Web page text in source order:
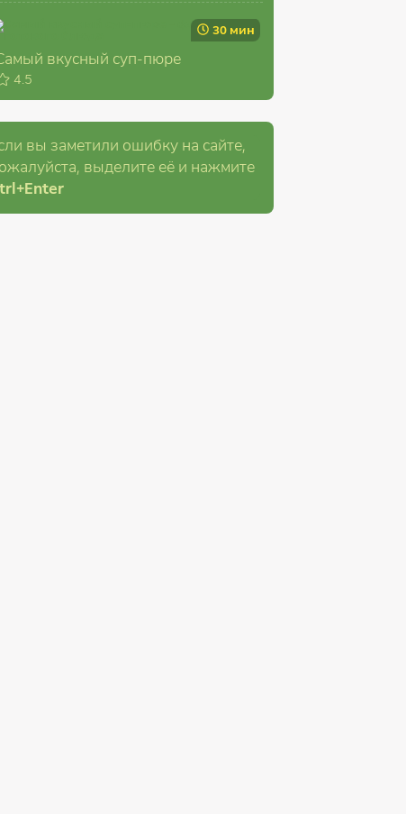
30 мин
вкусный суп-пюре
4.5
вы заметили ошибку на сайте,
выделите её и нажмите
+Enter